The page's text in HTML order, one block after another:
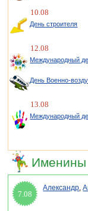
10.08
День строителя
12.08
Международный
День Военно-
13.08
Международный
Именины
7.08
Александр,